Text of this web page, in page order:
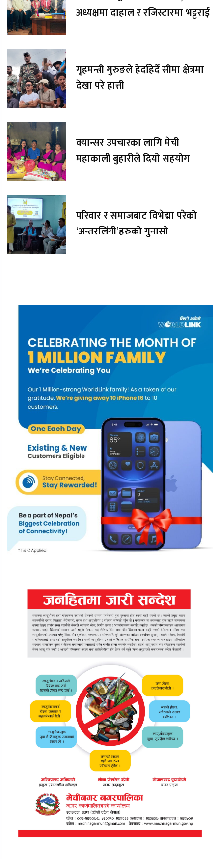
अध्यक्षमा दाहाल र रजिस्टारमा भट्टराई
गृहमन्त्री गुरुङले हेर्दाहेर्दै सीमा क्षेत्रमा
देखा परे हात्ती
क्यान्सर उपचारका लागि मेची
महाकाली बुहारीले दियो सहयोग
परिवार र समाजबाट विभेद्मा परेको
‘अन्तरलिंगी’हरुको गुनासो